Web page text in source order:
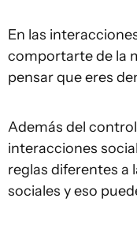
En las
comportarte de la
pensar que eres
Además del
interacciones
reglas diferentes a
sociales y eso